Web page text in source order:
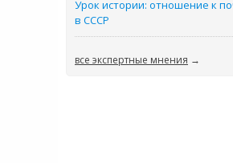
Урок истории: отношение к
в СССР
все экспертные мнения →